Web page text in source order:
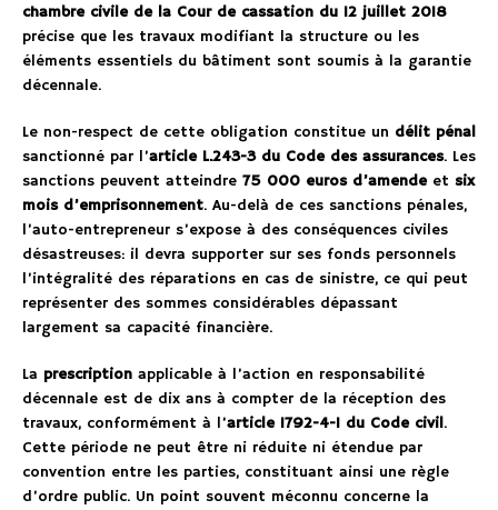
chambre civile de la Cour de cassation du 12 juillet 2018
précise que les travaux modifiant la structure ou les
éléments essentiels du bâtiment sont soumis à la garantie
décennale.
Le non-respect de cette obligation constitue un délit pénal
sanctionné par l’article L.243-3 du Code des assurances. Les
sanctions peuvent atteindre 75 000 euros d’amendeet six
mois d’emprisonnement. Au-delà de ces sanctions pénales,
l’auto-entrepreneur s’expose à des conséquences civiles
désastreuses: il devra supporter sur ses fonds personnels
l’intégralité des réparations en cas de sinistre, ce qui peut
représenter des sommes considérables dépassant
largement sa capacité financière.
La prescription applicable à l’action en responsabilité
décennale est de dix ans à compter de la réception des
travaux, conformément à l’article 1792-4-1 du Code civil.
Cette période ne peut être ni réduite ni étendue par
convention entre les parties, constituant ainsi une règle
d’ordre public. Un point souvent méconnu concerne la